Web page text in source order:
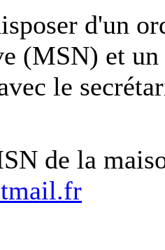
d'un
(MSN) et un
le
de la